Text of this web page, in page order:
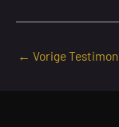
← Vorige